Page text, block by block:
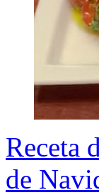
Receta
de